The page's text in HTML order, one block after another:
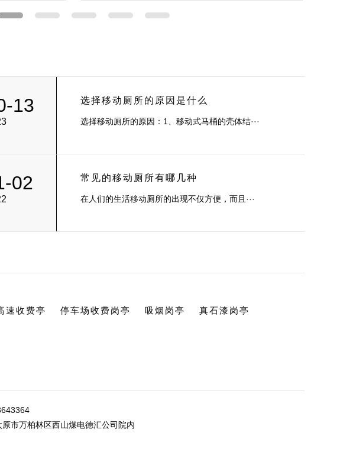
13 选择移动厕所的原因是什么
选择移动厕所的原因：1、移动式马桶的壳体结···
02 常见的移动厕所有哪几种
在人们的生活移动厕所的出现不仅方便，而且···
速收费亭 停车场收费岗亭 吸烟岗亭 真石漆岗亭
市万柏林区西山煤电德汇公司院内